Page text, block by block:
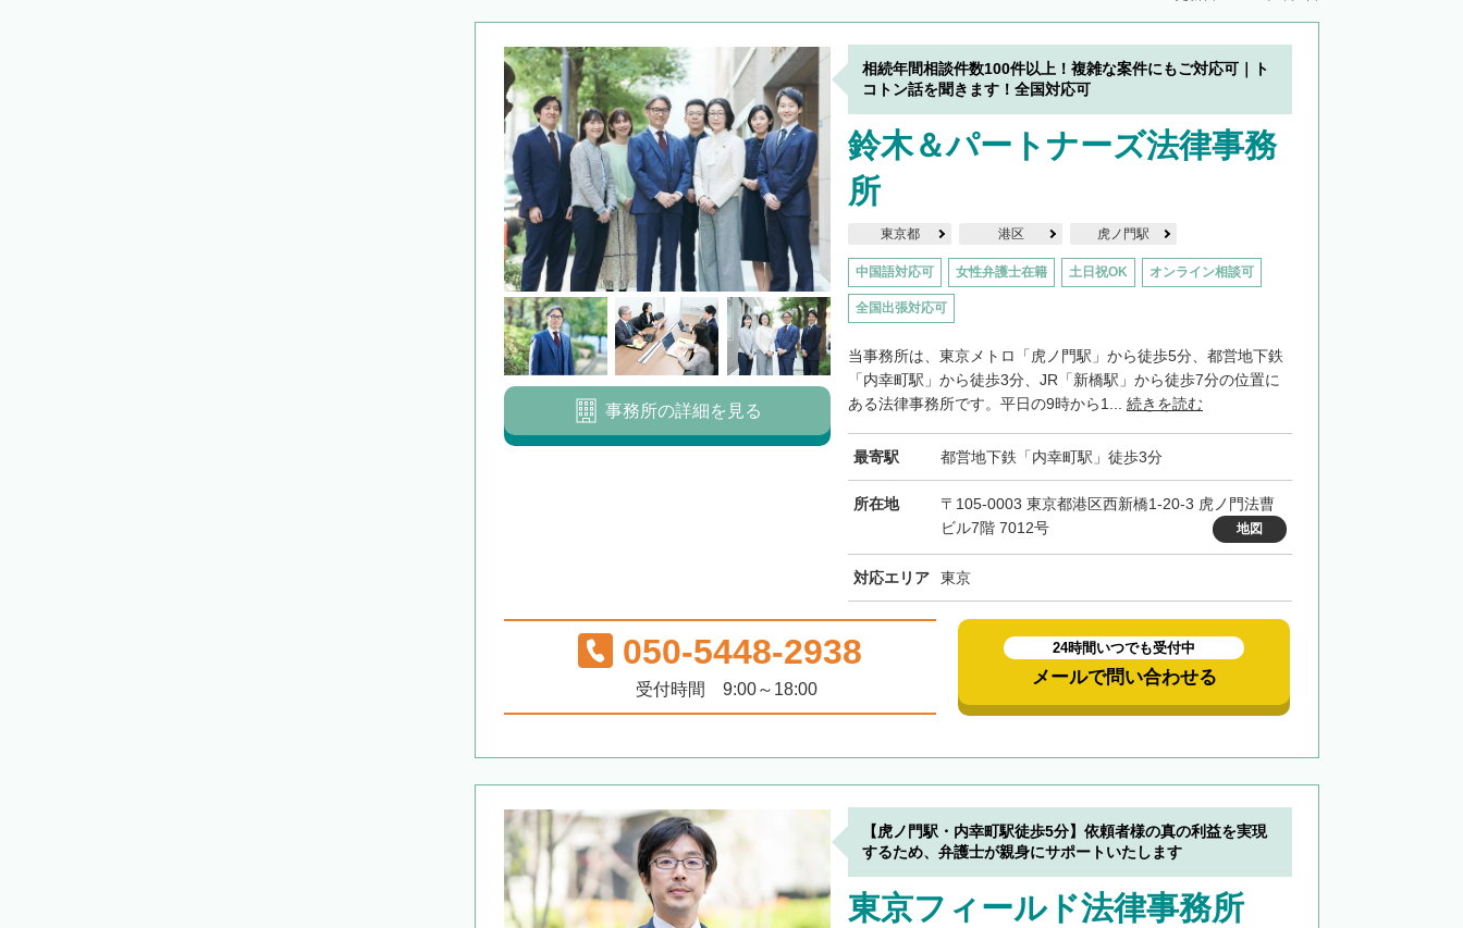
相続年間相談件数100件以上！複雑な案件にもご対応可｜ト
コトン話を聞きます！全国対応可
鈴木＆パートナーズ法律事務
所
東京都 港区 虎ノ門駅
中国語対応可 女性弁護士在籍 土日祝OK オンライン相談可
全国出張対応可
当事務所は、東京メトロ「虎ノ門駅」から徒歩5分、都営地下鉄
「内幸町駅」から徒歩3分、JR「新橋駅」から徒歩7分の位置に
ある法律事務所です。平日の9時から1... 続きを読む
最寄駅 都営地下鉄「内幸町駅」徒歩3分
所在地
〒105-0003 東京都港区西新橋1-20-3 虎ノ門法曹
ビル7階 7012号
地図
対応エリア 東京
事務所の詳細を見る
050-5448-2938
受付時間 9:00～18:00
24時間いつでも受付中
メールで問い合わせる
【虎ノ門駅・内幸町駅徒歩5分】依頼者様の真の利益を実現
するため、弁護士が親身にサポートいたします
東京フィールド法律事務所